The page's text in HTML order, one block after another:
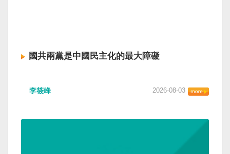
國共兩黨是中國民主化的最大障礙
李筱峰 2026-08-03